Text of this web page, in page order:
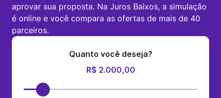
aprovar sua proposta. Na Juros Baixos, a simulação
é online e você compara as ofertas de mais de 40
parceiros.
Quanto você deseja?
R$ 2.000,00